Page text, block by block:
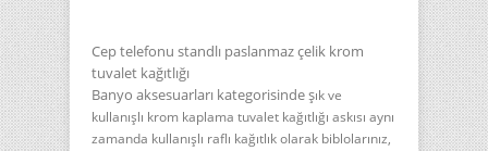
Cep telefonu standlı paslanmaz çelik krom
tuvalet kağıtlığı
Banyo aksesuarları kategorisinde şık ve
kullanışlı krom kaplama tuvalet kağıtlığı askısı aynı
zamanda kullanışlı raflı kağıtlık olarak biblolarınız,